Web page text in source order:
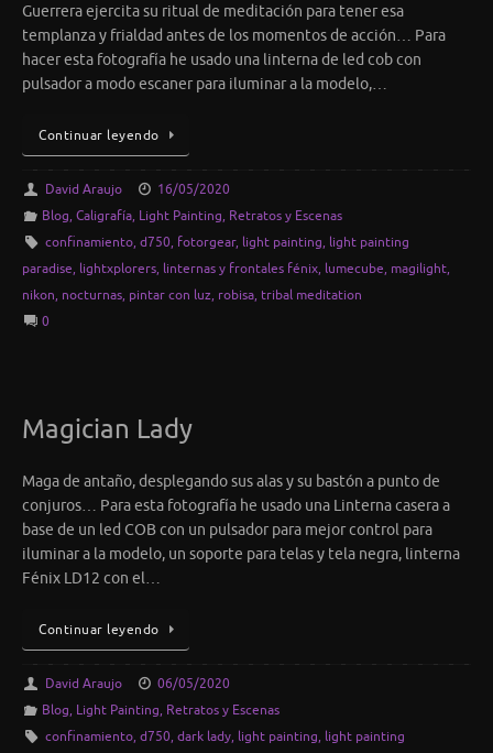
Guerrera ejercita su ritual de meditación para tener esa
templanza y frialdad antes de los momentos de acción… Para
hacer esta fotografía he usado una linterna de led cob con
pulsador a modo escaner para iluminar a la modelo,…
Continuar leyendo
David Araujo
16/05/2020
Blog, Caligrafía, Light Painting, Retratos y Escenas
confinamiento, d750, fotorgear, light painting, light painting
paradise, lightxplorers, linternas y frontales fénix, lumecube, magilight,
nikon, nocturnas, pintar con luz, robisa, tribal meditation
0
Magician Lady
Maga de antaño, desplegando sus alas y su bastón a punto de
conjuros… Para esta fotografía he usado una Linterna casera a
base de un led COB con un pulsador para mejor control para
iluminar a la modelo, un soporte para telas y tela negra, linterna
Fénix LD12 con el…
Continuar leyendo
David Araujo
06/05/2020
Blog, Light Painting, Retratos y Escenas
confinamiento, d750, dark lady, light painting, light painting